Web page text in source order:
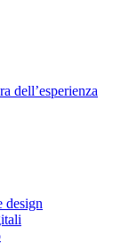
dell’esperienza
design